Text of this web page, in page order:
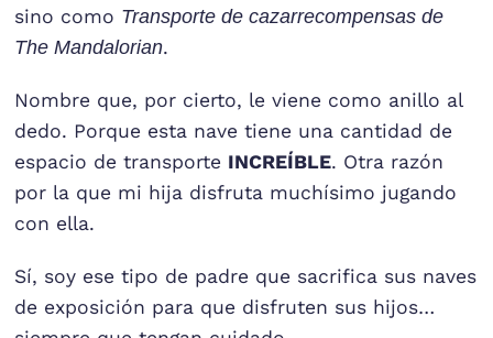
sino como Transporte de cazarrecompensas de
The Mandalorian.
Nombre que, por cierto, le viene como anillo al
dedo. Porque esta nave tiene una cantidad de
espacio de transporte INCREÍBLE. Otra razón
por la que mi hija disfruta muchísimo jugando
con ella.
Sí, soy ese tipo de padre que sacrifica sus naves
de exposición para que disfruten sus hijos…